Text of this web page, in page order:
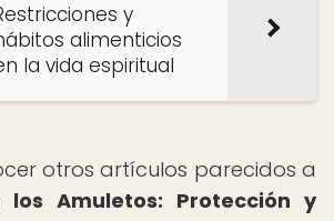
y
alimenticios
la vida espiritual
otros artículos parecidos a
Amuletos: Protección y